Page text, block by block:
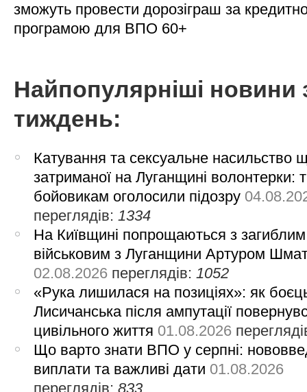
зможуть провести дорозіграш за
програмою для ВПО 60+
Найпопулярніші новини
тиждень:
Катування та сексуальне насильство
затриманої на Луганщині волонтерки:
бойовикам оголосили підозру
переглядів:1334
На Київщині попрощаються з загиблим
військовим з Луганщини Артуром
02.08.2026 переглядів:1052
«Рука лишилася на позиціях»: як
Лисичанська після ампутації
цивільного життя 01.08.2026
Що варто знати ВПО у серпні:
виплати та важливі дати 01.08.2026
переглядів:833